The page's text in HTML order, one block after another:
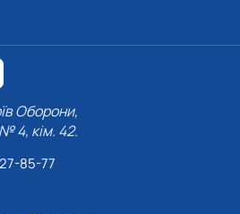
Оборони,
4, кім. 42.
85-77